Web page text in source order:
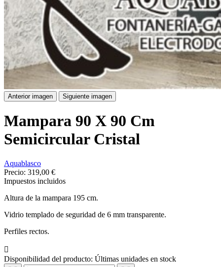
Anterior imagen Siguiente imagen
Mampara 90 X 90 Cm
Semicircular Cristal
Aquablasco
Precio: 319,00 €
Impuestos incluidos
Altura de la mampara 195 cm.
Vidrio templado de seguridad de 6 mm transparente.
Perfiles rectos.

Disponibilidad del producto: Últimas unidades en stock